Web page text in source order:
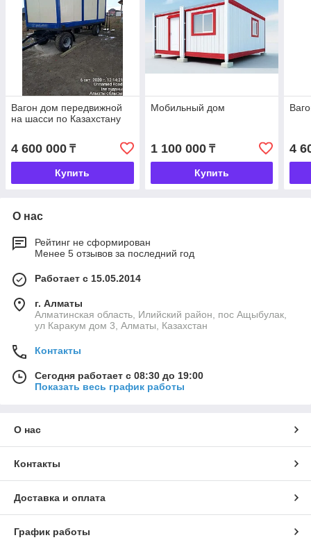
Вагон дом передвижной
на шасси по Казахстану
4 600 000 ₸
Купить
Мобильный дом
1 100 000₸
Купить
4
О нас
Рейтинг не сформирован
Менее 5 отзывов за последний год
Работает с 15.05.2014
г. Алматы
Алматинская область, Илийский район, пос Ащыбулак,
ул Каракум дом 3, Алматы, Казахстан
Контакты
Сегодня работает с 08:30 до 19:00
Показать весь график работы
О нас
Контакты
Доставка и оплата
График работы